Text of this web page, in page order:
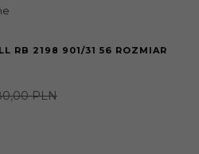
RB 2198 901/31 56 ROZMIAR
PLN